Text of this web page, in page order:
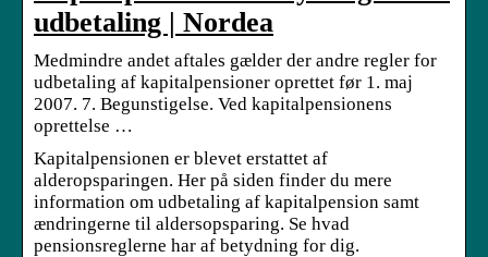
udbetaling | Nordea
Medmindre andet aftales gælder der andre regler for
udbetaling af kapitalpensioner oprettet før 1. maj
2007. 7. Begunstigelse. Ved kapitalpensionens
oprettelse …
Kapitalpensionen er blevet erstattet af
alderopsparingen. Her på siden finder du mere
information om udbetaling af kapitalpension samt
ændringerne til aldersopsparing. Se hvad
pensionsreglerne har af betydning for dig.